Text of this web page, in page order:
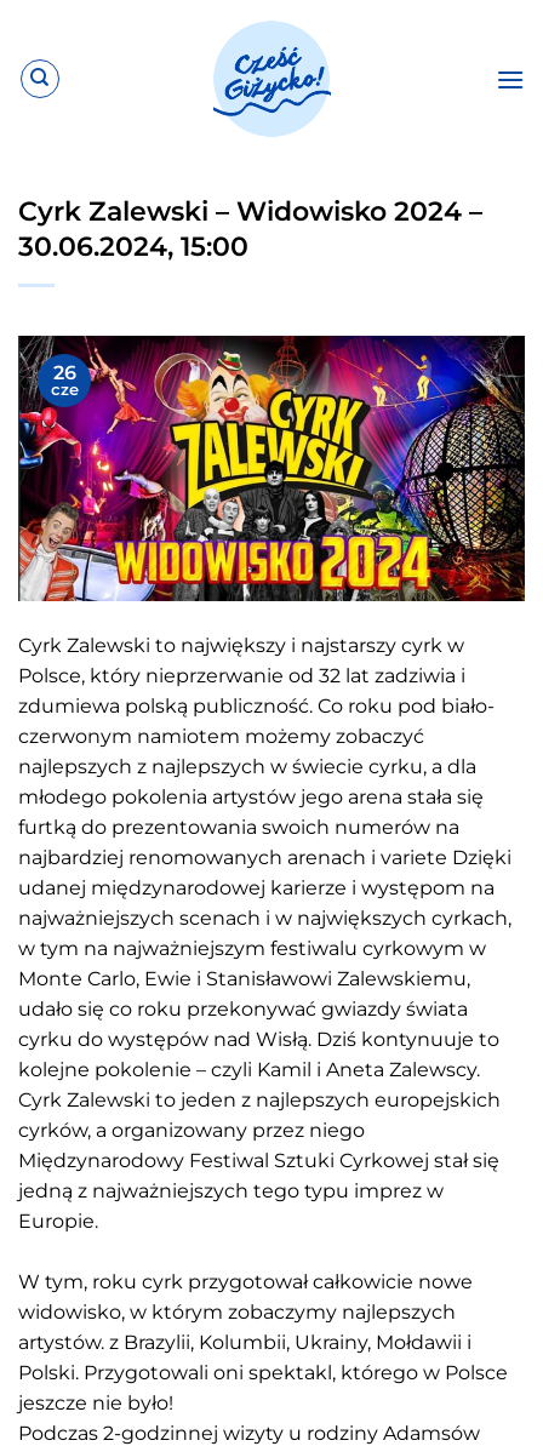
zawartości
Cyrk Zalewski – Widowisko 2024 –
30.06.2024, 15:00
26
cze
Cyrk Zalewski to największy i najstarszy cyrk w
Polsce, który nieprzerwanie od 32 lat zadziwia i
zdumiewa polską publiczność. Co roku pod biało-
czerwonym namiotem możemy zobaczyć
najlepszych z najlepszych w świecie cyrku, a dla
młodego pokolenia artystów jego arena stała się
furtką do prezentowania swoich numerów na
najbardziej renomowanych arenach i variete Dzięki
udanej międzynarodowej karierze i występom na
najważniejszych scenach i w największych cyrkach,
w tym na najważniejszym festiwalu cyrkowym w
Monte Carlo, Ewie i Stanisławowi Zalewskiemu,
udało się co roku przekonywać gwiazdy świata
cyrku do występów nad Wisłą. Dziś kontynuuje to
kolejne pokolenie – czyli Kamil i Aneta Zalewscy.
Cyrk Zalewski to jeden z najlepszych europejskich
cyrków, a organizowany przez niego
Międzynarodowy Festiwal Sztuki Cyrkowej stał się
jedną z najważniejszych tego typu imprez w
Europie.
W tym, roku cyrk przygotował całkowicie nowe
widowisko, w którym zobaczymy najlepszych
artystów. z Brazylii, Kolumbii, Ukrainy, Mołdawii i
Polski. Przygotowali oni spektakl, którego w Polsce
jeszcze nie było!
Podczas 2-godzinnej wizyty u rodziny Adamsów